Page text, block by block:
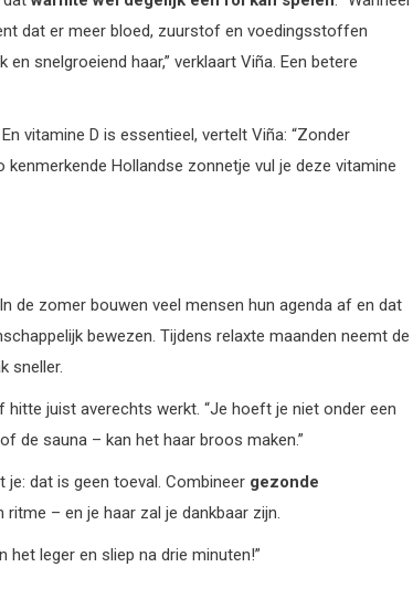
dat er meer bloed, zuurstof en voedingsstoffen
snelgroeiend haar,” verklaart Viña. Een betere
vitamine D is essentieel, vertelt Viña: “Zonder
Hollandse zonnetje vul je deze vitamine
de zomer bouwen veel mensen hun agenda af en dat
bewezen. Tijdens relaxte maanden neemt de
sneller.
juist averechts werkt. “Je hoeft je niet onder een
de sauna – kan het haar broos maken.”
je: dat is geen toeval. Combineer gezonde
– en je haar zal je dankbaar zijn.
het leger en sliep na drie minuten!”